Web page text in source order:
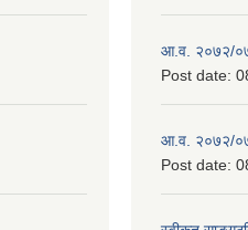
आ.व. २०७२/
Post date:
आ.व. २०७२/
Post date: